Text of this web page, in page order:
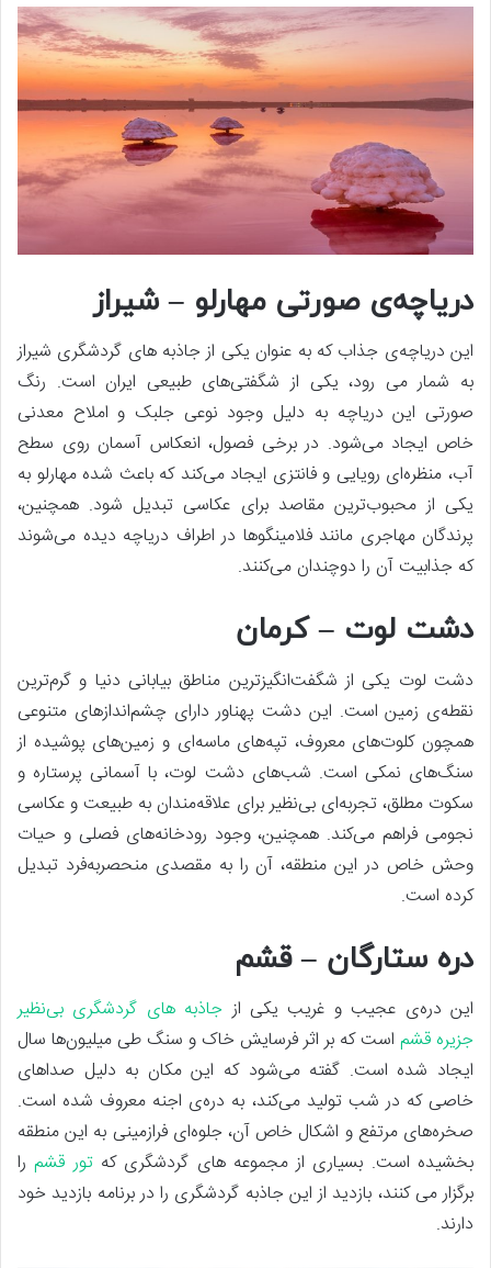
دریاچه‌ی صورتی مهارلو – شیراز
این دریاچه‌ی جذاب که به عنوان یکی از جاذبه های گردشگری شیراز
به شمار می رود، یکی از شگفتی‌های طبیعی ایران است. رنگ
صورتی این دریاچه به دلیل وجود نوعی جلبک و املاح معدنی
خاص ایجاد می‌شود. در برخی فصول، انعکاس آسمان روی سطح
آب، منظره‌ای رویایی و فانتزی ایجاد می‌کند که باعث شده مهارلو به
یکی از محبوب‌ترین مقاصد برای عکاسی تبدیل شود. همچنین،
پرندگان مهاجری مانند فلامینگوها در اطراف دریاچه دیده می‌شوند
که جذابیت آن را دوچندان می‌کنند.
دشت لوت – کرمان
دشت لوت یکی از شگفت‌انگیزترین مناطق بیابانی دنیا و گرم‌ترین
نقطه‌ی زمین است. این دشت پهناور دارای چشم‌اندازهای متنوعی
همچون کلوت‌های معروف، تپه‌های ماسه‌ای و زمین‌های پوشیده از
سنگ‌های نمکی است. شب‌های دشت لوت، با آسمانی پرستاره و
سکوت مطلق، تجربه‌ای بی‌نظیر برای علاقه‌مندان به طبیعت و عکاسی
نجومی فراهم می‌کند. همچنین، وجود رودخانه‌های فصلی و حیات
وحش خاص در این منطقه، آن را به مقصدی منحصربه‌فرد تبدیل
کرده است.
دره ستارگان – قشم
این دره‌ی عجیب و غریب یکی از جاذبه‌ های گردشگری بی‌نظیر
جزیره‌ قشم است که بر اثر فرسایش خاک و سنگ طی میلیون‌ها سال
ایجاد شده است. گفته می‌شود که این مکان به دلیل صداهای
خاصی که در شب تولید می‌کند، به دره‌ی اجنه معروف شده است.
صخره‌های مرتفع و اشکال خاص آن، جلوه‌ای فرازمینی به این منطقه
بخشیده است. بسیاری از مجموعه های گردشگری کهتور قشمرا
برگزار می کنند، بازدید از این جاذبه گردشگری را در برنامه بازدید خود
دارند.